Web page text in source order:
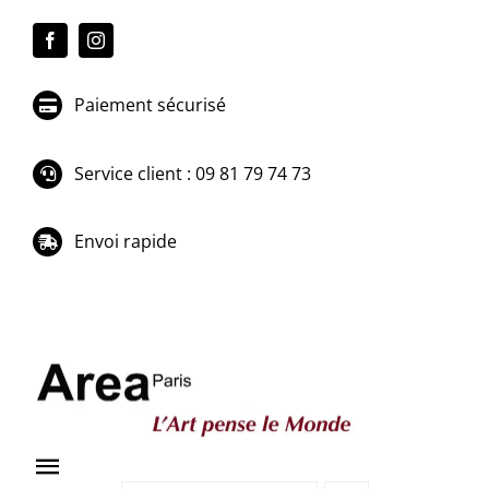
Paiement sécurisé
Service client : 09 81 79 74 73
Envoi rapide